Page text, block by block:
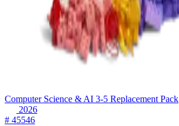
Computer Science & AI 3-5 Replacement Pack
2026
# 45546